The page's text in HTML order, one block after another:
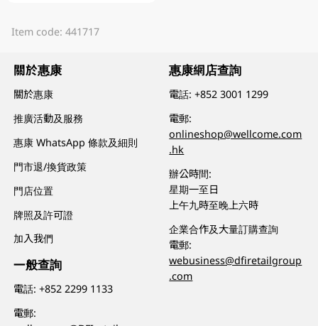
Item code: 441717
關於惠康
關於惠康
推廣活動及服務
惠康 WhatsApp 條款及細則
門市退/換貨政策
門店位置
牌照及許可證
加入我們
一般查詢
電話:+852 2299 1133
電郵:
惠康網店查詢
電話:+852 3001 1299
電郵:
onlineshop@wellcome.com
.hk
辦公時間:
星期一至日
上午九時至晚上六時
企業合作及大量訂購查詢
電郵:
webusiness@dfiretailgroup
.com